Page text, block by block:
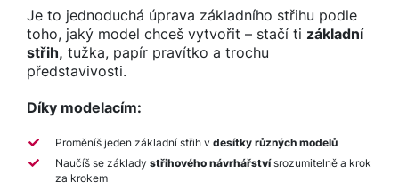
Je to jednoduchá úprava základního střihu podle
toho, jaký model chceš vytvořit – stačí ti základní
střih, tužka, papír pravítko a trochu
představivosti.
Díky modelacím:
Proměníš jeden základní střih v desítky různých modelů
Naučíš se základy střihového návrhářstvísrozumitelně a krok
za krokem